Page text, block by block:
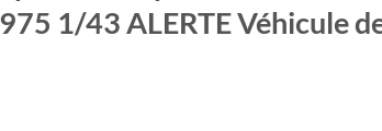
1/43 ALERTE Véhicule